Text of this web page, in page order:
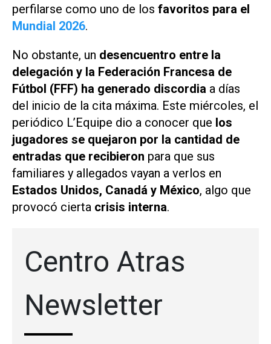
perfilarse como uno de los favoritos para el
Mundial 2026.
No obstante, un desencuentro entre la
delegación y la Federación Francesa de
Fútbol (FFF) ha generado discordia a días
del inicio de la cita máxima. Este miércoles, el
periódico L’Equipe dio a conocer que los
jugadores se quejaron por la cantidad de
entradas que recibieron para que sus
familiares y allegados vayan a verlos en
Estados Unidos, Canadá y México, algo que
provocó cierta crisis interna.